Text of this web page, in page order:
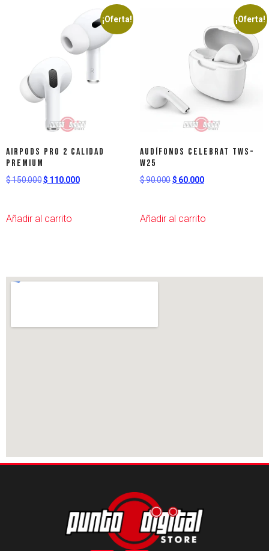
¡Oferta!
AirPods Pro 2 Calidad
Premium
$150.000$ 110.000
Añadir al carrito
¡Oferta!
AUDÍFONOS CELEBRAT TWS-
W25
$90.000$ 60.000
Añadir al carrito